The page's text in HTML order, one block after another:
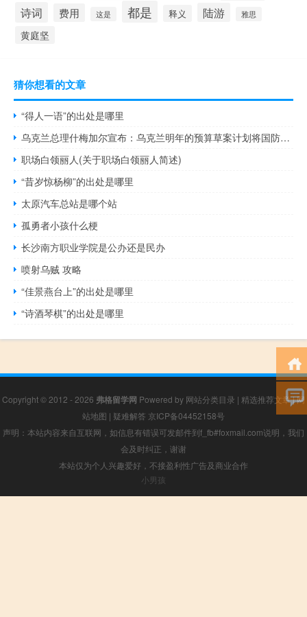
诗词 费用 这是 都是 释义 陆游 雅思
黄庭坚
猜你想看的文章
“得人一语”的出处是哪里
乌克兰总理什梅加尔宣布：乌克兰明年的预算草案计划将国防产品的生产开支增加七倍达到近560亿格里夫纳（15亿美元）
职场白领丽人(关于职场白领丽人简述)
“昔岁惊杨柳”的出处是哪里
太原汽车总站是哪个站
孤勇者小孩什么梗
长沙南方职业学院是公办还是民办
喷射乌贼 攻略
“佳景燕台上”的出处是哪里
“诗酒琴棋”的出处是哪里
Copyright © 2012 - 2026 弗格留学网 Powered by 网站分类目录 | 精选推荐文章|网
站地图 | 疑难解答 京ICP备04452158号
声明：本站内容来自互联网，如信息有错误可发邮件到f_fb#foxmail.com说明，我们
会及时纠正，谢谢
本站仅为个人兴趣爱好，不接盈利性广告及商业合作
小男孩